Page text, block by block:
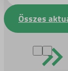
Összes